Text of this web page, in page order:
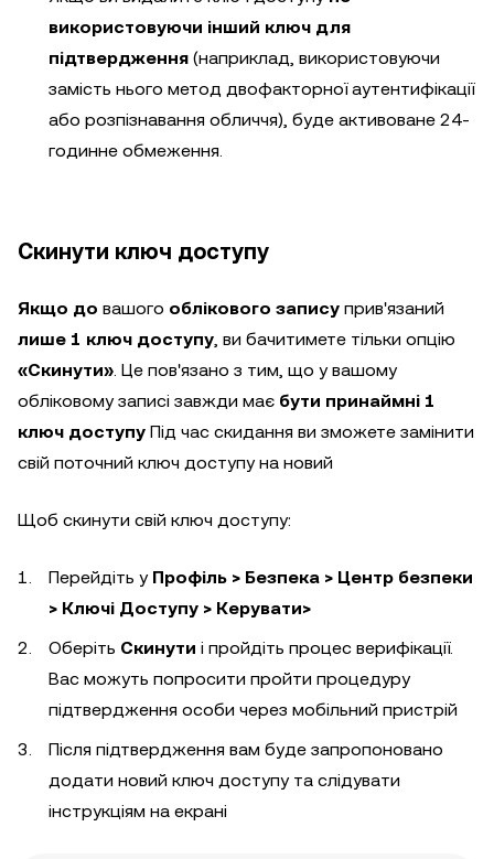
використовуючи інший ключ для
підтвердження (наприклад, використовуючи
замість нього метод двофакторної аутентифікації
або розпізнавання обличчя), буде активоване 24-
годинне обмеження.
Скинути ключ доступу
Якщо до вашого облікового запису прив'язаний
лише 1 ключ доступу, ви бачитимете тільки опцію
«Скинути». Це пов'язано з тим, що у вашому
обліковому записі завжди має бути принаймні 1
ключ доступу Під час скидання ви зможете замінити
свій поточний ключ доступу на новий
Щоб скинути свій ключ доступу:
Перейдіть у Профіль > Безпека > Центр безпеки
> Ключі Доступу > Керувати>
Оберіть Скинути і пройдіть процес верифікації.
Вас можуть попросити пройти процедуру
підтвердження особи через мобільний пристрій
Після підтвердження вам буде запропоновано
додати новий ключ доступу та слідувати
інструкціям на екрані